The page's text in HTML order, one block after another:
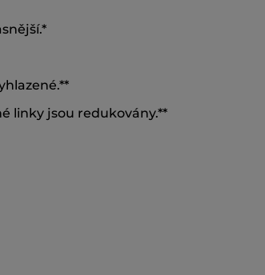
linky jsou redukovány.**